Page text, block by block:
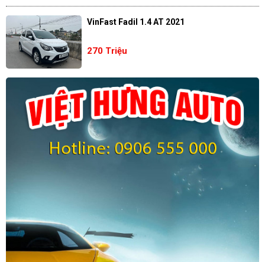
VinFast Fadil 1.4 AT 2021
270 Triệu